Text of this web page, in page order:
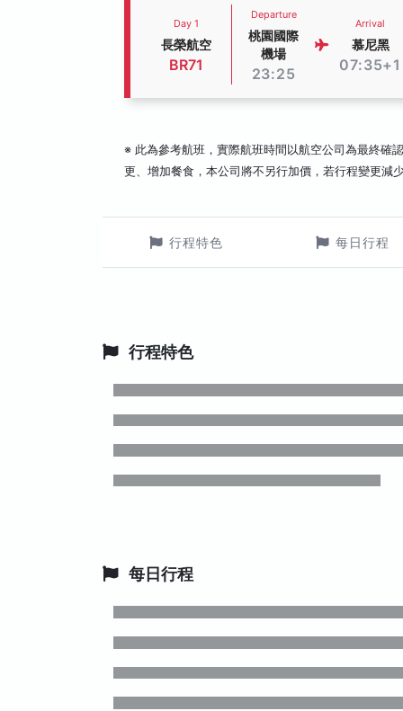
Day 1
長榮航空
BR71
Departure
桃園國際
機場
23:25
Arrival
慕尼黑
07:35+1
※ 此為參考航班，實際航班時間以航空公司為最終確
更、增加餐食，本公司將不另行加價，若行程變更減
行程特色 每日行程
行程特色
每日行程